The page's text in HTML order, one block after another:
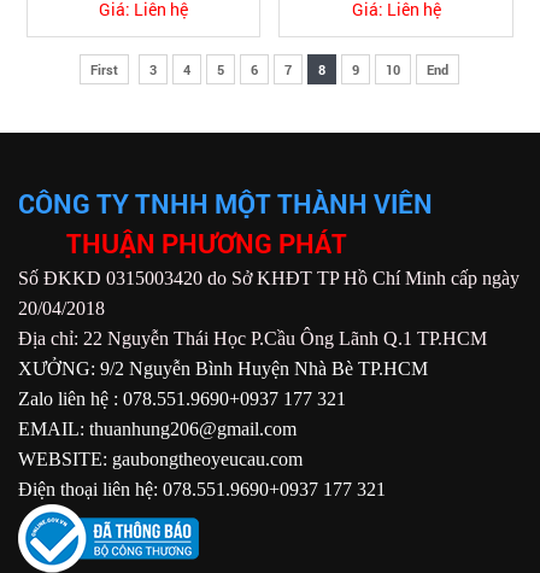
Giá: Liên hệ Giá: Liên hệ
First 3 4 5 6 7 8 9 10 End
CÔNG TY TNHH MỘT THÀNH VIÊN
THUẬN PHƯƠNG PHÁT
Số ĐKKD 0315003420 do Sở KHĐT TP Hồ Chí Minh cấp ngày
20/04/2018
Địa chỉ: 22 Nguyễn Thái Học P.Cầu Ông Lãnh Q.1 TP.HCM
XƯỞNG: 9/2 Nguyễn Bình Huyện Nhà Bè TP.HCM
Zalo liên hệ : 078.551.9690+0937 177 321
EMAIL: thuanhung206@gmail.com
WEBSITE: gaubongtheoyeucau.com
Điện thoại liên hệ: 078.551.9690+0937 177 321